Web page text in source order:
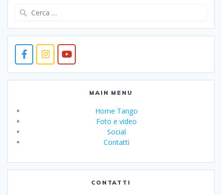
MAIN MENU
Home Tango
Foto e video
Social
Contatti
CONTATTI